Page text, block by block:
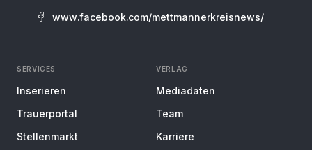
www.facebook.com/mettmannerkreisnews/
SERVICES
Inserieren
Trauerportal
Stellenmarkt
VERLAG
Mediadaten
Team
Karriere